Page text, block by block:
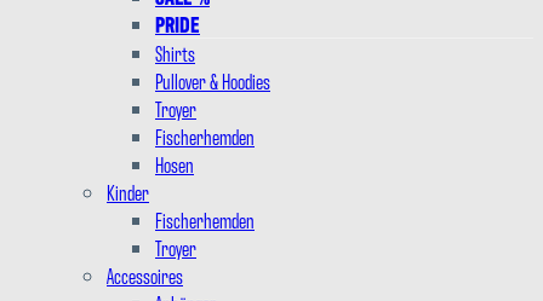
PRIDE
Shirts
Pullover & Hoodies
Troyer
Fischerhemden
Hosen
Kinder
Fischerhemden
Troyer
Accessoires